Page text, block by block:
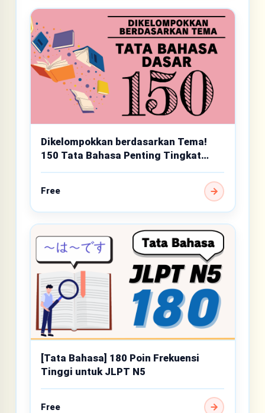
Dikelompokkan berdasarkan Tema!
150 Tata Bahasa Penting Tingkat
Dasar
Free
[Tata Bahasa] 180 Poin Frekuensi
Tinggi untuk JLPT N5
Free